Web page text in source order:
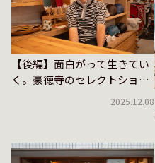
【後編】面白がって生きてい
く。豪徳寺のセレクトショッ
2025.12.08